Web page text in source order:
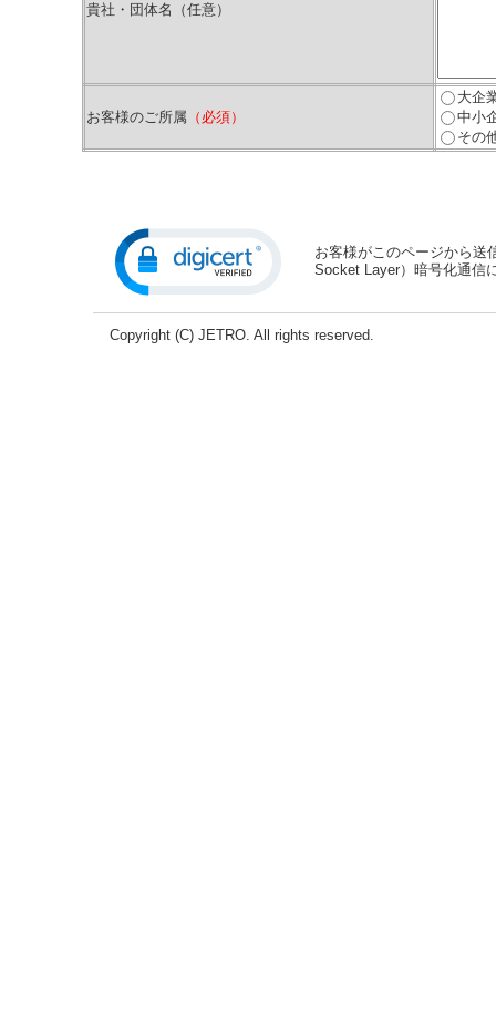
貴社・団体名（任意）
お客様のご所属 （必須）
大企
中小
その
お客様がこのページから送
Socket Layer）暗号化通信
Copyright (C) JETRO. All rights reserved.